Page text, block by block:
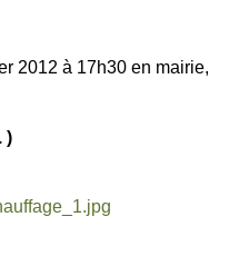
2012 à 17h30 en mairie,
)